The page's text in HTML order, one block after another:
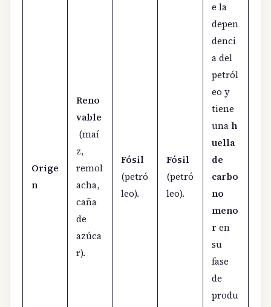
Orige
n
Reno
vable
(maí
z,
remol
acha,
caña
de
azúca
r).
Fósil
(petró
leo).
Fósil
(petró
leo).
e la
depen
denci
a del
petról
eo y
tiene
unah
uella
de
carbo
no
meno
r en
su
fase
de
produ